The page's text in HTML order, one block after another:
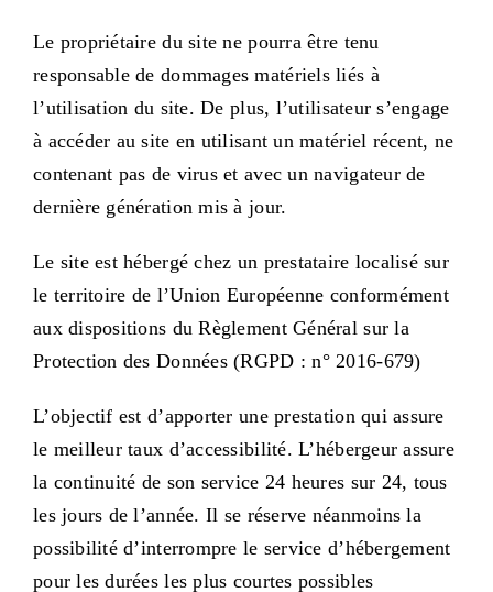
Le propriétaire du site ne pourra être tenu
responsable de dommages matériels liés à
l’utilisation du site. De plus, l’utilisateur s’engage
à accéder au site en utilisant un matériel récent, ne
contenant pas de virus et avec un navigateur de
dernière génération mis à jour.
Le site est hébergé chez un prestataire localisé sur
le territoire de l’Union Européenne conformément
aux dispositions du Règlement Général sur la
Protection des Données (RGPD : n° 2016-679)
L’objectif est d’apporter une prestation qui assure
le meilleur taux d’accessibilité. L’hébergeur assure
la continuité de son service 24 heures sur 24, tous
les jours de l’année. Il se réserve néanmoins la
possibilité d’interrompre le service d’hébergement
pour les durées les plus courtes possibles